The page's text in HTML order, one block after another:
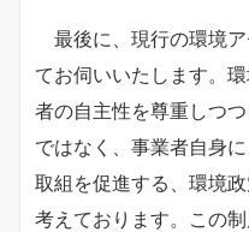
最後に、現行の環境ア
てお伺いいたします。
者の自主性を尊重しつ
ではなく、事業者自身
取組を促進する、環境
考えております。この